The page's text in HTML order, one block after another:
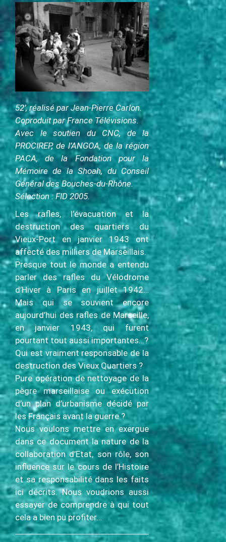
c
i
p
a
52’, réalisé par Jean-Pierre Carlon.
Coproduit par France Télévisions.
Avec le soutien du CNC, de la
PROCIREP, de l’ANGOA, de la région
PACA, de la Fondation pour la
Mémoire de la Shoah, du Conseil
Général des Bouches-du-Rhône.
Sélection : FID 2005.
Les rafles, l’évacuation et la
destruction des quartiers du
Vieux-Port en janvier 1943 ont
affecté des milliers de Marseillais.
Presque tout le monde a entendu
parler des rafles du Vélodrome
d’Hiver à Paris en juillet 1942…
Mais qui se souvient encore
aujourd’hui des rafles de Marseille,
en janvier 1943, qui furent
pourtant tout aussi importantes…?
Qui est vraiment responsable de la
destruction des Vieux Quartiers ?
Pure opération de nettoyage de la
pègre marseillaise ou exécution
d’un plan d’urbanisme décidé par
les Français avant la guerre ?
Nous voulons mettre en exergue
dans ce document la nature de la
collaboration d’Etat, son rôle, son
influence sur le cours de l’Histoire
et sa responsabilité dans les faits
ici décrits. Nous voudrions aussi
essayer de comprendre à qui tout
cela a bien pu profiter…